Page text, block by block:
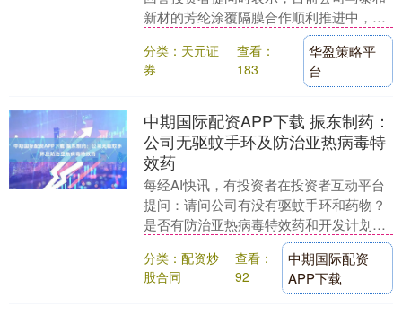
新材的芳纶涂覆隔膜合作顺利推进中，具
体经营数据敬请关注公司在指定信息披露
媒体披露的定期....
分类：天元证
券
查看：
183
华盈策略平
台
中期国际配资APP下载 振东制药：
公司无驱蚊手环及防治亚热病毒特
效药
每经AI快讯，有投资者在投资者互动平台
提问：请问公司有没有驱蚊手环和药物？
是否有防治亚热病毒特效药和开发计划？
振东制药（300158.SZ）7月31日在投资
者....
分类：配资炒
股合同
查看：
92
中期国际配资
APP下载